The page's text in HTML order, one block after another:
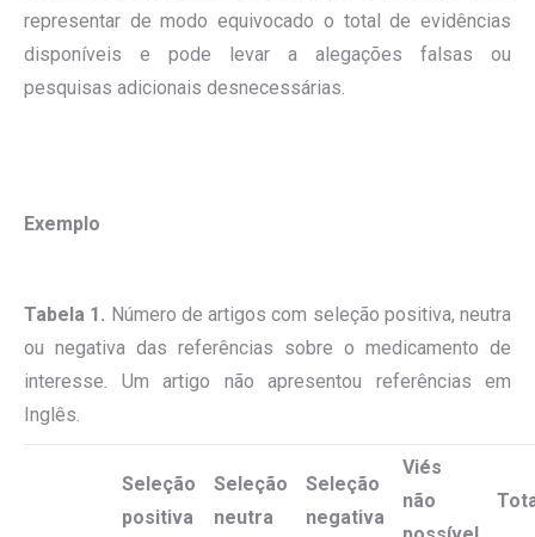
representar de modo equivocado o total de evidências
disponíveis e pode levar a alegações falsas ou
pesquisas adicionais desnecessárias.
Exemplo
Tabela 1. Número de artigos com seleção positiva, neutra
ou negativa das referências sobre o medicamento de
interesse. Um artigo não apresentou referências em
Inglês.
Seleção
positiva
Seleção
neutra
Seleção
negativa
Viés
não